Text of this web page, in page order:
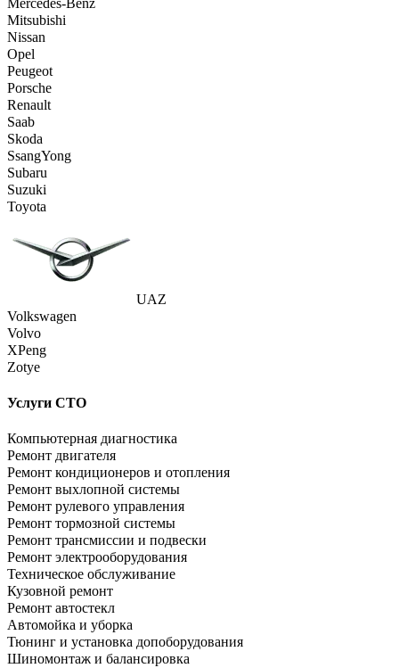
Mitsubishi
Nissan
Opel
Peugeot
Porsche
Renault
Saab
Skoda
SsangYong
Subaru
Suzuki
Toyota
UAZ
Volkswagen
Volvo
XPeng
Zotye
Услуги СТО
Компьютерная диагностика
Ремонт двигателя
Ремонт кондиционеров и отопления
Ремонт выхлопной системы
Ремонт рулевого управления
Ремонт тормозной системы
Ремонт трансмиссии и подвески
Ремонт электрооборудования
Техническое обслуживание
Кузовной ремонт
Ремонт автостекл
Автомойка и уборка
Тюнинг и установка допоборудования
Шиномонтаж и балансировка